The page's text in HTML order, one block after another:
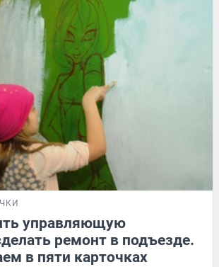
управляющую
ремонт в подъезде.
в пяти карточках